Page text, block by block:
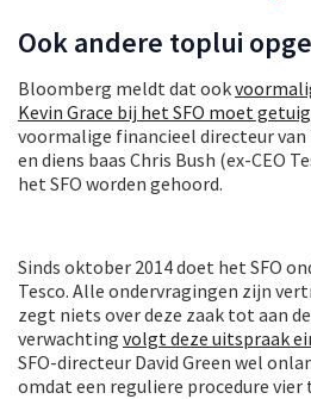
Ook andere toplui
Bloomberg meldt dat ook
Kevin Grace bij het SFO moet
voormalige financieel directeur van
en diens baas Chris Bush (ex-CEO
het SFO worden gehoord.
Sinds oktober 2014 doet het SFO
Tesco. Alle ondervragingen zijn
zegt niets over deze zaak tot aan
verwachting volgt deze uitspraak
SFO-directeur David Green wel
omdat een reguliere procedure vier